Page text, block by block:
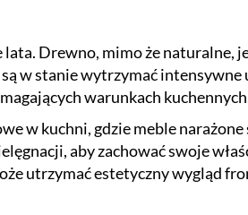
Drewno, mimo że naturalne,
w stanie wytrzymać
warunkach
w kuchni, gdzie meble
aby zachować swoje
utrzymać estetyczny wygląd